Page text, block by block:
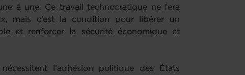
à une. Ce travail technocratique ne fera
mais c’est la condition pour libérer un
et renforcer la sécurité économique et
l’adhésion politique des États